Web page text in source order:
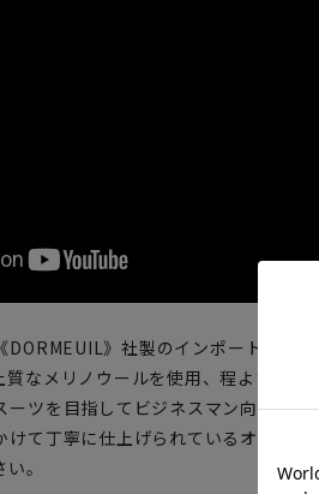
》社製のインポート生地を
質なメリノウールを使用、程よい光沢
ーツを目指してビジネスマン向けに
けて丁寧に仕上げられているオーダー
。